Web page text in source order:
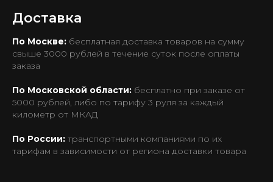
Доставка
По Москве: бесплатная доставка товаров на сумму
свыше 3000 рублей в течение суток после оплаты
заказа
По Московской области: бесплатно при заказе от
5000 рублей, либо по тарифу 3 руля за каждый
километр от МКАД
По России: транспортными компаниями по их
тарифам в зависимости от региона доставки товара